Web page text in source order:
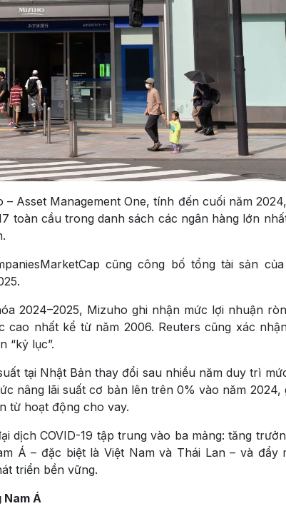
Asset Management One, tính đến cuối năm
toàn cầu trong danh sách các ngân hàng lớn
cũng công bố tổng tài sản
2024–2025, Mizuho ghi nhận mức lợi nhuận
nhất kể từ năm 2006. Reuters cũng xác
“kỷ lục”.
tại Nhật Bản thay đổi sau nhiều năm duy trì
nâng lãi suất cơ bản lên trên 0% vào năm 2024,
từ hoạt động cho vay.
dịch COVID-19 tập trung vào ba mảng: tăng
Á – đặc biệt là Việt Nam và Thái Lan – và đẩy
triển bền vững.
Á